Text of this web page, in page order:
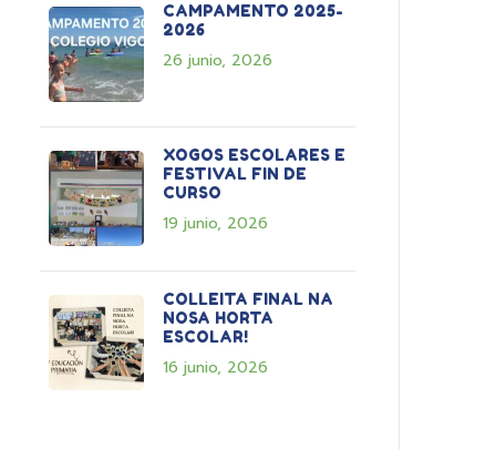
CAMPAMENTO 2025-
2026
26 junio, 2026
XOGOS ESCOLARES E
FESTIVAL FIN DE
CURSO
19 junio, 2026
COLLEITA FINAL NA
NOSA HORTA
ESCOLAR!
16 junio, 2026